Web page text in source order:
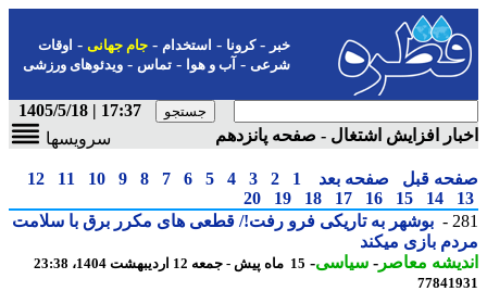
-کرونا-استخدام- جام جهانی-اوقات
شرعی-آب و هوا-تماس-ویدئوهای ورزشی
17:37 | 1405/5/18
افزایش اشتغال - صفحه پانزدهم
سرویسها
قبل صفحه بعد 1
2
3
4
5
6
7
8
9
10
11
12
14
15
16
17
18
19
20
بوشهر به تاریکی فرو رفت!/ قطعی های مکرر برق با سلامت
بازی میکند
معاصر-سیاسی-15 ماه پیش - جمعه 12 اردیبهشت 1404، 23:38